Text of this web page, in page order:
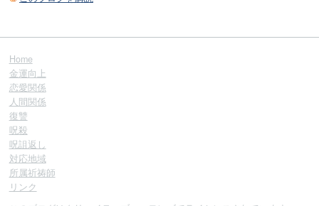
Home
金運向上
恋愛関係
人間関係
復讐
呪殺
呪詛返し
対応地域
所属祈祷師
リンク